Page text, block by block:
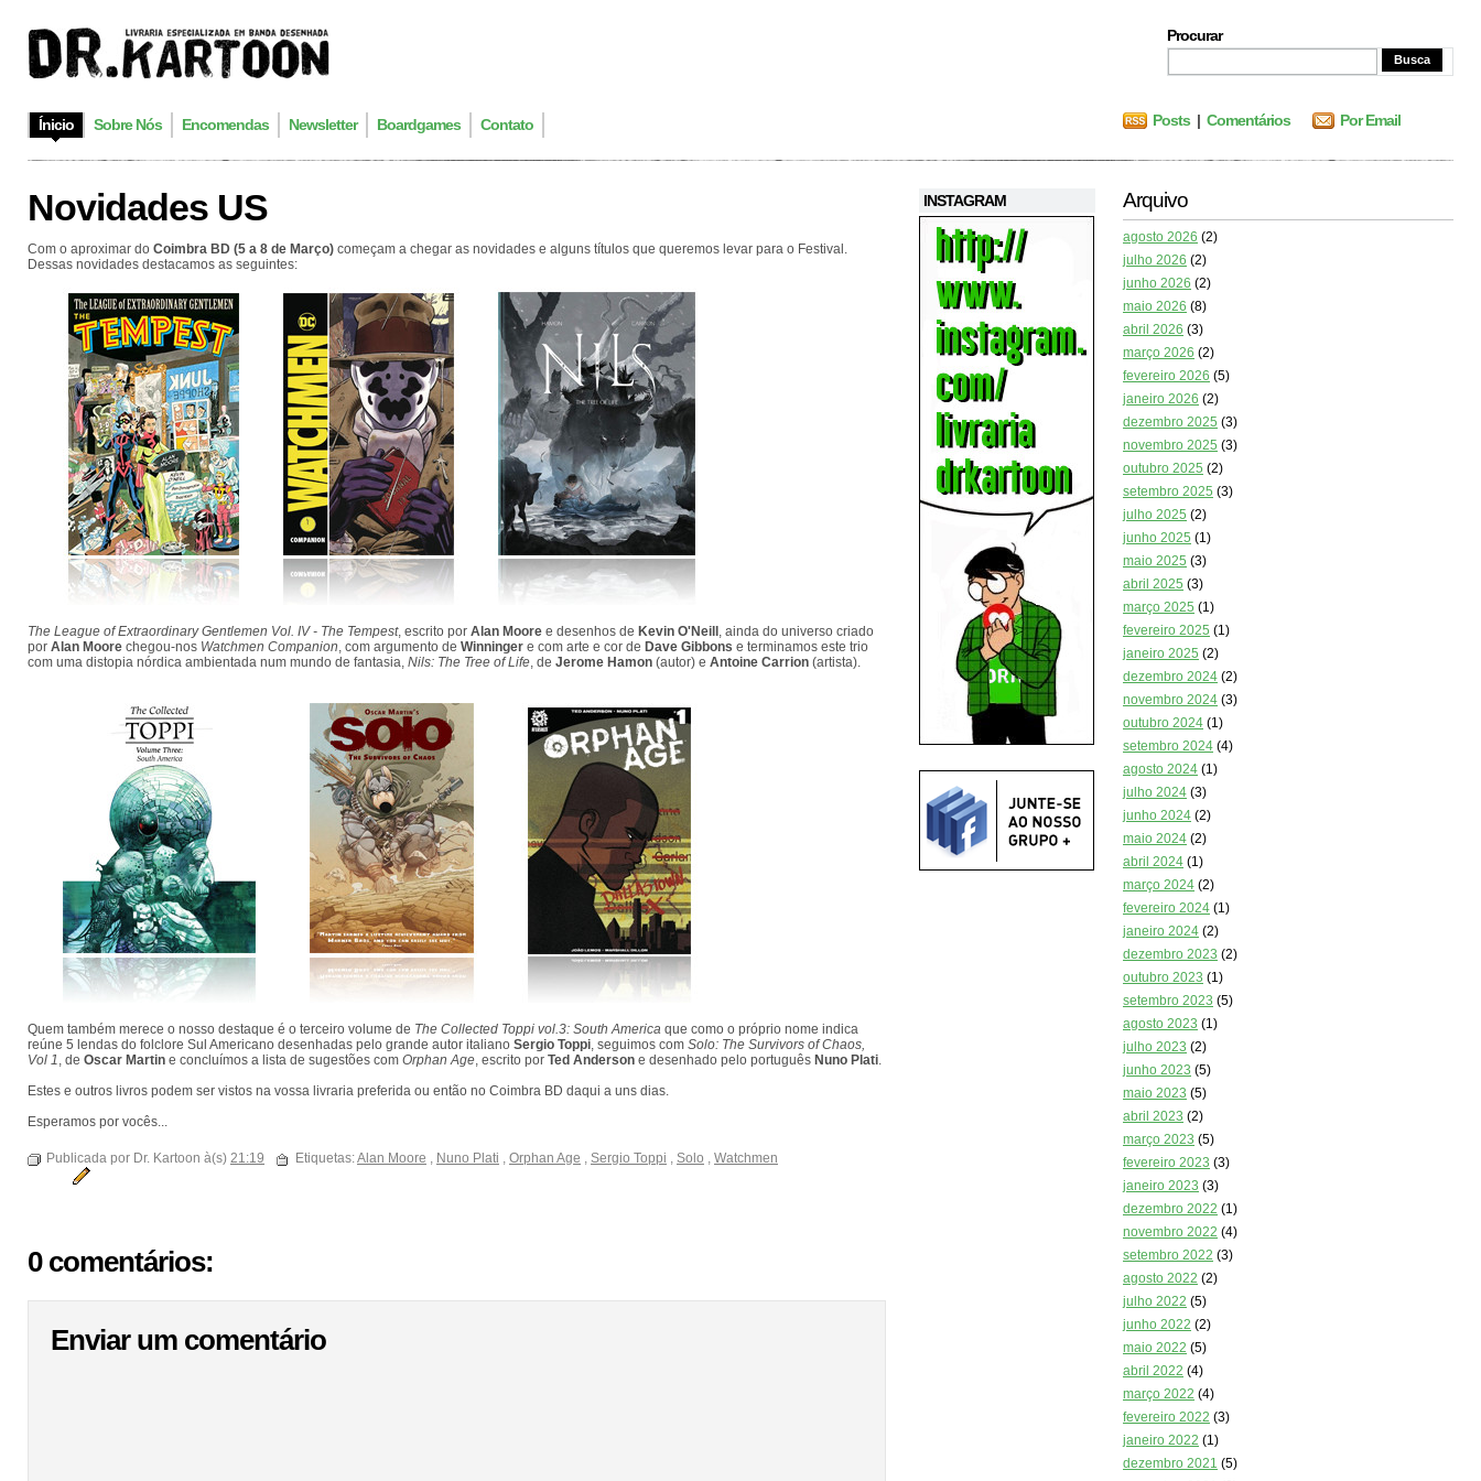
Procurar
Ínicio Sobre Nós Encomendas Newsletter Boardgames Contato Posts | Comentários Por Email
INSTAGRAM Arquivo
agosto 2026 (2)
julho 2026 (2)
junho 2026 (2)
maio 2026 (8)
abril 2026 (3)
março 2026 (2)
fevereiro 2026 (5)
janeiro 2026 (2)
dezembro 2025 (3)
novembro 2025 (3)
outubro 2025 (2)
setembro 2025 (3)
julho 2025 (2)
junho 2025 (1)
maio 2025 (3)
abril 2025 (3)
março 2025 (1)
fevereiro 2025 (1)
janeiro 2025 (2)
dezembro 2024 (2)
novembro 2024 (3)
outubro 2024 (1)
setembro 2024 (4)
agosto 2024 (1)
julho 2024 (3)
junho 2024 (2)
maio 2024 (2)
abril 2024 (1)
março 2024 (2)
fevereiro 2024 (1)
janeiro 2024 (2)
dezembro 2023 (2)
outubro 2023 (1)
setembro 2023 (5)
agosto 2023 (1)
julho 2023 (2)
junho 2023 (5)
maio 2023 (5)
abril 2023 (2)
março 2023 (5)
fevereiro 2023 (3)
janeiro 2023 (3)
dezembro 2022 (1)
novembro 2022 (4)
setembro 2022 (3)
agosto 2022 (2)
julho 2022 (5)
junho 2022 (2)
maio 2022 (5)
abril 2022 (4)
março 2022 (4)
fevereiro 2022 (3)
janeiro 2022 (1)
dezembro 2021 (5)
Novidades US
Com o aproximar do Coimbra BD (5 a 8 de Março) começam a chegar as novidades e alguns títulos que queremos levar para o Festival.
Dessas novidades destacamos as seguintes:
The League of Extraordinary Gentlemen Vol. IV - The Tempest, escrito por Alan Moore e desenhos de Kevin O'Neill , ainda do universo criado
por Alan Moore chegou-nos Watchmen Companion, com argumento de Winninger e com arte e cor de Dave Gibbons e terminamos este trio
com uma distopia nórdica ambientada num mundo de fantasia, Nils: The Tree of Life, de Jerome Hamon (autor) e Antoine Carrion (artista).
Quem também merece o nosso destaque é o terceiro volume de The Collected Toppi vol.3: South America que como o próprio nome indica
reúne 5 lendas do folclore Sul Americano desenhadas pelo grande autor italiano Sergio Toppi, seguimos com Solo: The Survivors of Chaos,
Vol 1, de Oscar Martin e concluímos a lista de sugestões com Orphan Age, escrito por Ted Anderson e desenhado pelo português Nuno Plati.
Estes e outros livros podem ser vistos na vossa livraria preferida ou então no Coimbra BD daqui a uns dias.
Esperamos por vocês...
Publicada por Dr. Kartoon à(s) 21:19 Etiquetas:Alan Moore , Nuno Plati , Orphan Age , Sergio Toppi , Solo , Watchmen
0 comentários:
Enviar um comentário